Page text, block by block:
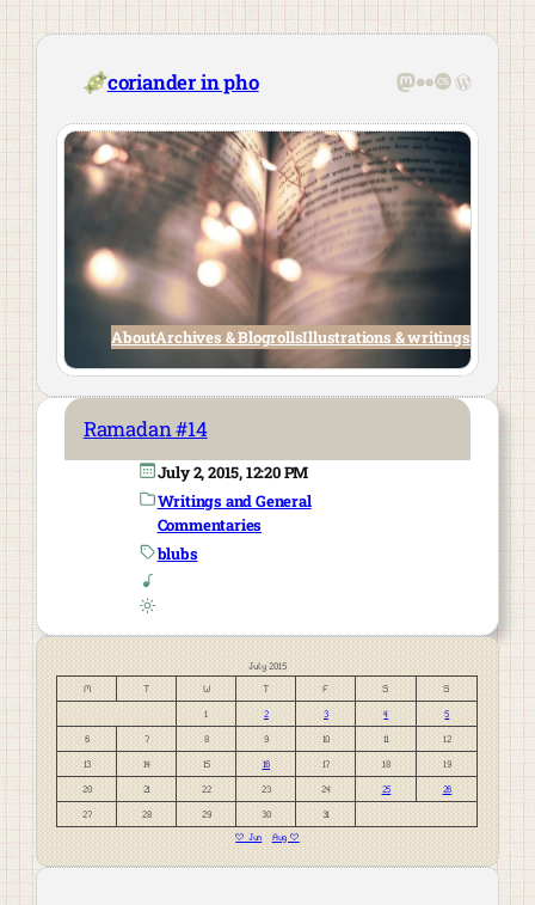
Skip
content
coriander in pho Mastodon
Flickr
Last.fm
AboutArchives & BlogrollsIllustrations & writings
Ramadan #14
July 2, 2015, 12:20 PM
Writings and General
Commentaries
blubs
July 2015
M
T W T F S S
1 2 3 4 5
6 7 8 9 10 11 12
13 14 15 16 17 18 19
20 21 22 23 24 25 26
27 28 29 30
31
« Jun
Aug »